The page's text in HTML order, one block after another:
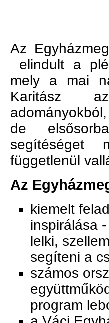
Az
elindult a
mely a mai
Karitász az
de
segítéséget
függetlenül
Az
kiemelt
inspirálása
lelki,
segíteni a
számos
program